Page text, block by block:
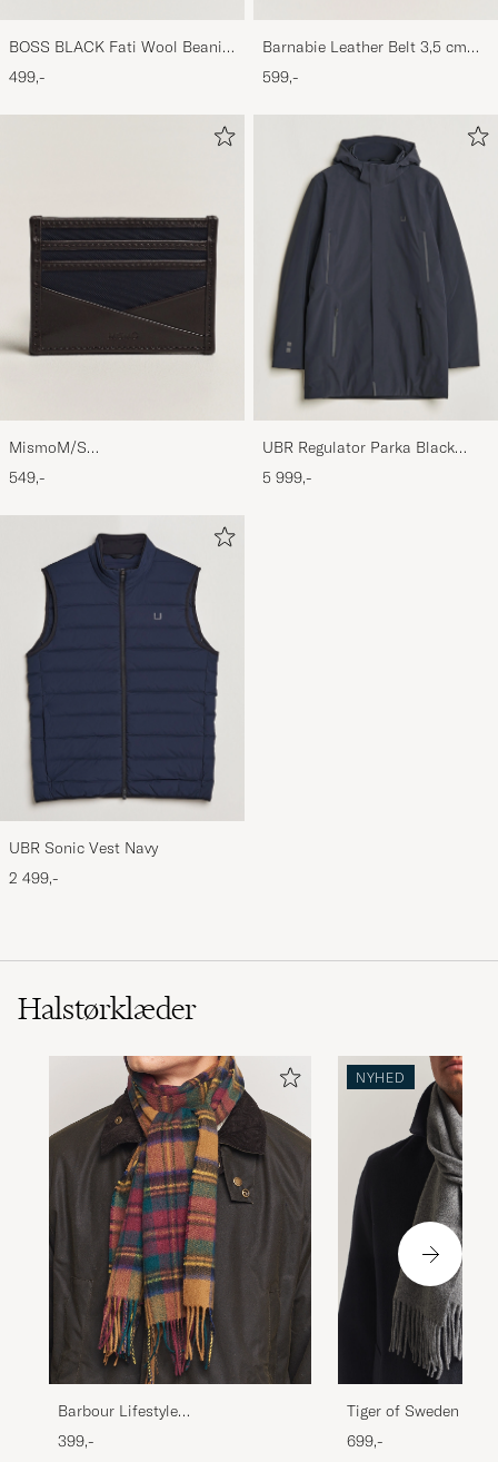
BOSS BLACK Fati Wool Beanie
Black
499,-
Barnabie Leather Belt 3,5 cm
Black
599,-
MismoM/S
CardholderNavy/Dark Brown
549,-
UBR Regulator Parka Black
Storm
5 999,-
UBR Sonic Vest Navy
2 499,-
Halstørklæder
Barbour Lifestyle
Lambswool/Cashmere New Check
Tartan Harvest Gold
399,-
NYHED
Tiger of Sweden
Charcoal
699,-